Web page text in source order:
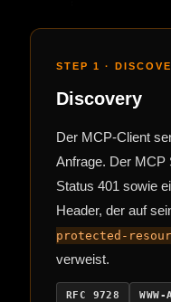
STEP 1 ·
Discovery
Der MCP-Client
Anfrage. Der MCP
Status 401 sowie
Header, der auf
protected-
verweist.
RFC 9728